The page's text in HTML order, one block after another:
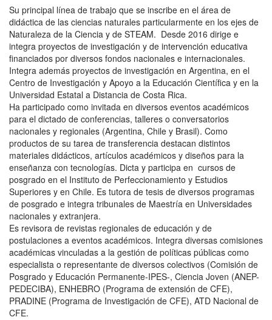
Su principal línea de trabajo que se inscribe en el área de
didáctica de las ciencias naturales particularmente en los ejes de
Naturaleza de la Ciencia y de STEAM. Desde 2016 dirige e
integra proyectos de investigación y de intervención educativa
financiados por diversos fondos nacionales e internacionales.
Integra además proyectos de investigación en Argentina, en el
Centro de Investigación y Apoyo a la Educación Científica y en la
Universidad Estatal a Distancia de Costa Rica.
Ha participado como invitada en diversos eventos académicos
para el dictado de conferencias, talleres o conversatorios
nacionales y regionales (Argentina, Chile y Brasil). Como
productos de su tarea de transferencia destacan distintos
materiales didácticos, artículos académicos y diseños para la
enseñanza con tecnologías. Dicta y participa en cursos de
posgrado en el Instituto de Perfeccionamiento y Estudios
Superiores y en Chile. Es tutora de tesis de diversos programas
de posgrado e integra tribunales de Maestría en Universidades
nacionales y extranjera.
Es revisora de revistas regionales de educación y de
postulaciones a eventos académicos. Integra diversas comisiones
académicas vinculadas a la gestión de políticas públicas como
especialista o representante de diversos colectivos (Comisión de
Posgrado y Educación Permanente-IPES-, Ciencia Joven (ANEP-
PEDECIBA), ENHEBRO (Programa de extensión de CFE),
PRADINE (Programa de Investigación de CFE), ATD Nacional de
CFE.